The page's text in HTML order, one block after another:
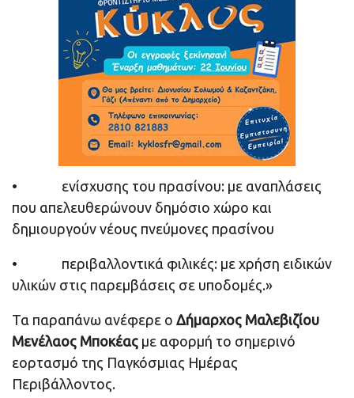
• ενίσχυσης του πρασίνου: με αναπλάσεις
που απελευθερώνουν δημόσιο χώρο και
δημιουργούν νέους πνεύμονες πρασίνου
• περιβαλλοντικά φιλικές: με χρήση ειδικών
υλικών στις παρεμβάσεις σε υποδομές.»
Τα παραπάνω ανέφερε ο Δήμαρχος Μαλεβιζίου
Μενέλαος Μποκέας με αφορμή το σημερινό
εορτασμό της Παγκόσμιας Ημέρας
Περιβάλλοντος.